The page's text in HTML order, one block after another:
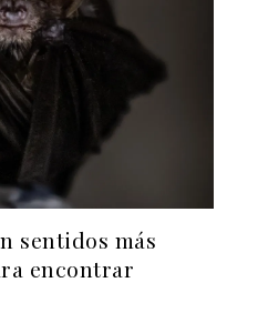
sentidos más
encontrar